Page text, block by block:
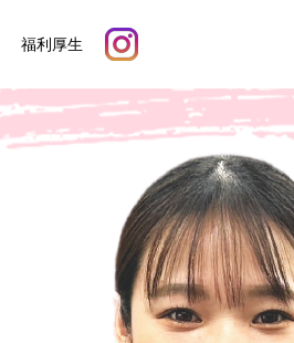
福利厚生